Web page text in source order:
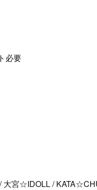
必要
大宮☆IDOLL /